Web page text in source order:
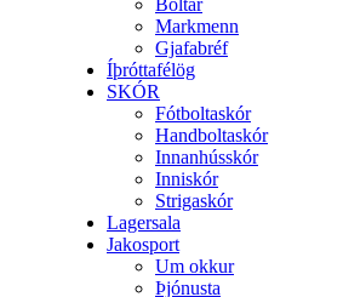
Markmenn
Gjafabréf
Íþróttafélög
SKÓR
Fótboltaskór
Handboltaskór
Innanhússkór
Inniskór
Strigaskór
Lagersala
Jakosport
Um okkur
Þjónusta